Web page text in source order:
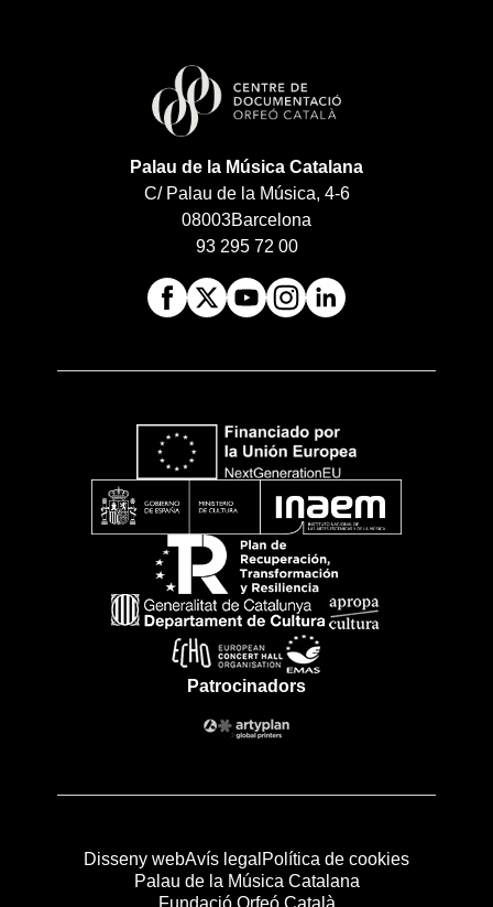
Palau de la Música Catalana
C/ Palau de la Música, 4-6
08003Barcelona
93 295 72 00
Patrocinadors
Disseny webAvís legal Política de cookies
Palau de la Música Catalana
Fundació Orfeó Català